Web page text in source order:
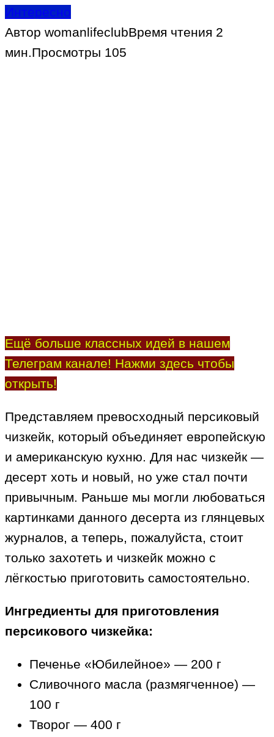
Интересно
Автор womanlifeclubВремя чтения 2
мин.Просмотры 105
Ещё больше классных идей в нашем
Телеграм канале! Нажми здесь чтобы
открыть!
Представляем превосходный персиковый
чизкейк, который объединяет европейскую
и американскую кухню. Для нас чизкейк —
десерт хоть и новый, но уже стал почти
привычным. Раньше мы могли любоваться
картинками данного десерта из глянцевых
журналов, а теперь, пожалуйста, стоит
только захотеть и чизкейк можно с
лёгкостью приготовить самостоятельно.
Ингредиенты для приготовления
персикового чизкейка:
Печенье «Юбилейное» — 200 г
Сливочного масла (размягченное) —
100 г
Творог — 400 г